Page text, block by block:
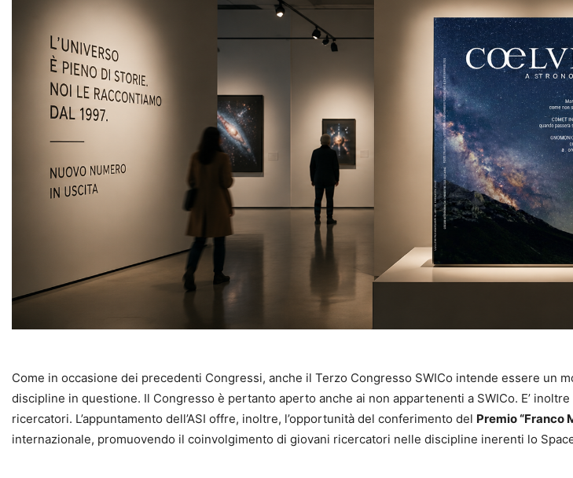
Come in occasione dei precedenti Congressi, anche il Terzo Congresso SWICo intende essere un
discipline in questione. Il Congresso è pertanto aperto anche ai non appartenenti a SWICo. E’
ricercatori. L’appuntamento dell’ASI offre, inoltre, l’opportunità del conferimento del Premio “Franco
internazionale, promuovendo il coinvolgimento di giovani ricercatori nelle discipline inerenti lo